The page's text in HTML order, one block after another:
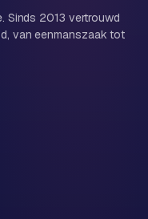
Sinds 2013 vertrouwd
van eenmanszaak tot